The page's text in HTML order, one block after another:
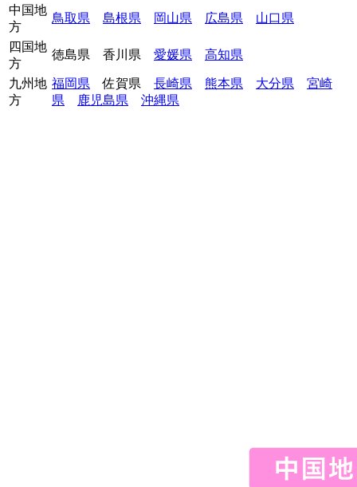
中国地
方
鳥取県 島根県 岡山県 広島県 山口県
四国地
方
徳島県 香川県 愛媛県 高知県
九州地
方
福岡県 佐賀県 長崎県 熊本県 大分県
宮崎
県
鹿児島県 沖縄県